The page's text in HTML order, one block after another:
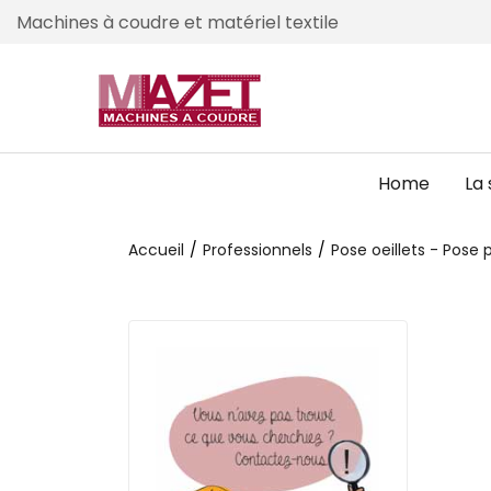
Machines à coudre et matériel textile
Home
Accueil Professionnels Pose oeillets - Pose